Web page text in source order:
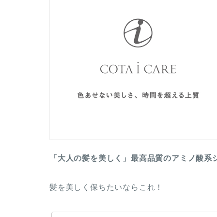
「大人の髪を美しく」最高品質のアミノ酸系
髪を美しく保ちたいならこれ！